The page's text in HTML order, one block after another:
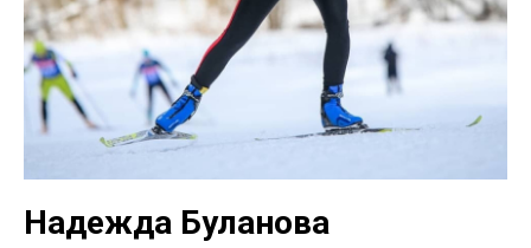
Надежда Буланова